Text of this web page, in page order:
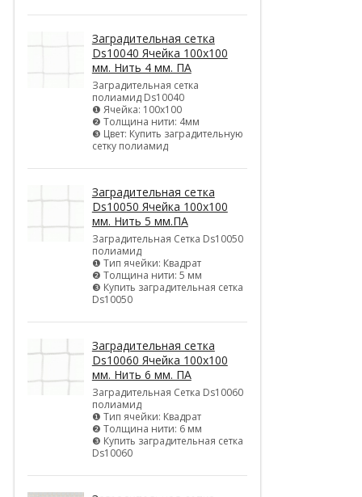
Заградительная сетка
Ds10040 Ячейка 100х100
мм. Нить 4 мм. ПА
Заградительная сетка
полиамид Ds10040
❶ Ячейка: 100х100
❷ Толщина нити: 4мм
❸ Цвет: Купить заградительную
сетку полиамид
Заградительная сетка
Ds10050 Ячейка 100х100
мм. Нить 5 мм.ПА
Заградительная Сетка Ds10050
полиамид
❶ Тип ячейки: Квадрат
❷ Толщина нити: 5 мм
❸ Купить заградительная сетка
Ds10050
Заградительная сетка
Ds10060 Ячейка 100х100
мм. Нить 6 мм. ПА
Заградительная Сетка Ds10060
полиамид
❶ Тип ячейки: Квадрат
❷ Толщина нити: 6 мм
❸ Купить заградительная сетка
Ds10060